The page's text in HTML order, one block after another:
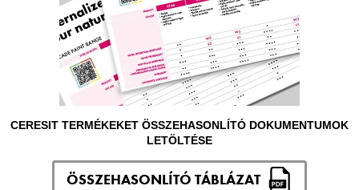
CERESIT TERMÉKEKET ÖSSZEHASONLÍTÓ DOKUMENTUMOK
LETÖLTÉSE
ÖSSZEHASONLÍTÓ TÁBLÁZAT